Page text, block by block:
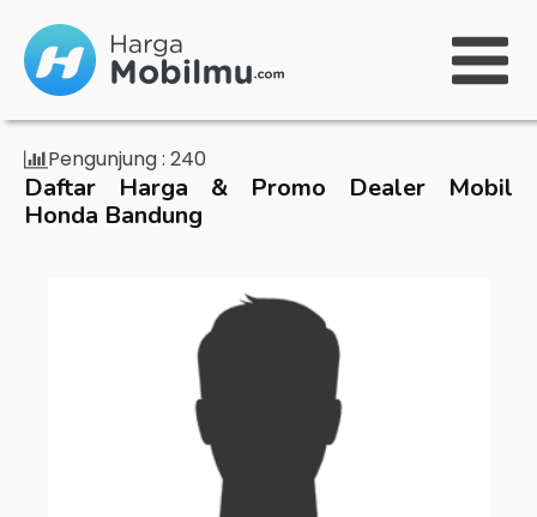
Pengunjung : 240
Daftar Harga & Promo Dealer Mobil
Honda Bandung